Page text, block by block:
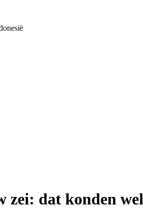
zei: dat konden